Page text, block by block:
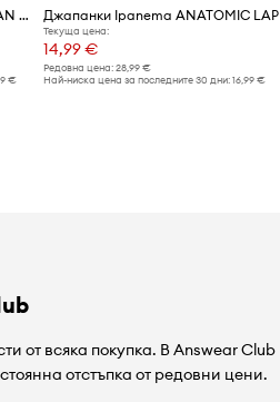
Ipanema джапанки мъжки URBAN THONG
€
Джапанки Ipanema ANATOMIC LAP
Текуща цена:
14,99 €
Редовна цена:28,99 €
Най-ниска цена за последните 30 дни:16,99 €
от всяка покупка. В Answear Club
отстъпка от редовни цени.